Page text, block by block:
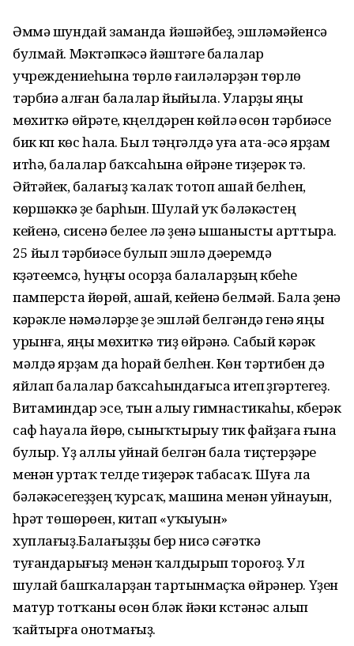
Әммә шундай заманда йәшәйбеҙ, эшләмәйенсә
булмай. Мәктәпкәсә йәштәге балалар
учреждениеһына төрлө ғаиләләрҙән төрлө
тәрбиә алған балалар йыйыла. Уларҙы яңы
мөхиткә өйрәтеү, күңелдәрен көйләү өсөн тәрбиәсе
бик күп көс һала. Был тәңгәлдә уға ата-әсә ярҙам
итһә, балалар баҡсаһына өйрәнеү тиҙерәк үтә.
Әйтәйек, балағыҙ ҡалаҡ тотоп ашай белһен,
көршәккә үҙе барһын. Шулай уҡ бәләкәстең
кейенә, сисенә белеүе лә үҙенә ышанысты арттыра.
25 йыл тәрбиәсе булып эшләү дәүеремдә
күҙәтеүемсә, һуңғы осорҙа балаларҙың күбеһе
памперста йөрөй, ашай, кейенә белмәй. Бала үҙенә
кәрәкле нәмәләрҙе үҙе эшләй белгәндә генә яңы
урынға, яңы мөхиткә тиҙ өйрәнә. Сабый кәрәк
мәлдә ярҙам да һорай белһен. Көн тәртибен дә
яйлап балалар баҡсаһындағыса итеп үҙгәртегеҙ.
Витаминдар эсеү, тын алыу гимнастикаһы, күберәк
саф һауала йөрөү, сыныҡтырыу тик файҙаға ғына
булыр. Үҙ аллы уйнай белгән бала тиҫтерҙәре
менән уртаҡ телде тиҙерәк табасаҡ. Шуға ла
бәләкәсегеҙҙең ҡурсаҡ, машина менән уйнауын,
һүрәт төшөрөүен, китап «уҡыуын»
хуплағыҙ.Балағыҙҙы бер нисә сәғәткә
туғандарығыҙ менән ҡалдырып тороғоҙ. Ул
шулай башҡаларҙан тартынмаҫҡа өйрәнер. Үҙен
матур тотҡаны өсөн бүләк йәки күстәнәс алып
ҡайтырға онотмағыҙ.